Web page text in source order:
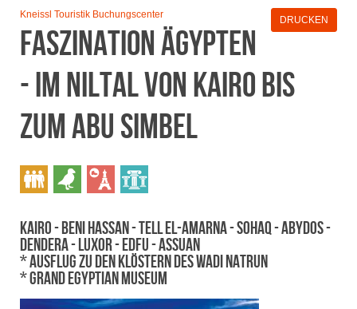
DRUCKEN
Kneissl Touristik Buchungscenter
Faszination Ägypten
- im Niltal von Kairo bis
zum Abu Simbel
Kairo - Beni Hassan - Tell el-Amarna - Sohaq - Abydos -
Dendera - Luxor - Edfu - Assuan
* Ausflug zu den Klöstern des Wadi Natrun
* Grand Egyptian Museum